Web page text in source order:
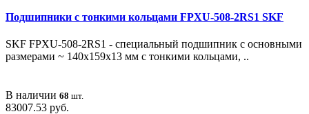
Подшипники с тонкими кольцами FPXU-508-2RS1 SKF
SKF FPXU-508-2RS1 - специальный подшипник с основными
размерами ~ 140х159х13 мм с тонкими кольцами, ..
В наличии 68 шт.
83007.53 руб.